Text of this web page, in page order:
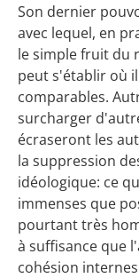
Son dernier
avec lequel, en
le simple fruit du
peut s'établir où
comparables.
surcharger
écraseront les
la suppression
idéologique: ce
immenses que
pourtant très
à suffisance que
cohésion